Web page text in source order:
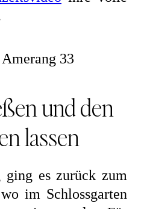
und den
lassen
ging es zurück zum
im Schlossgarten